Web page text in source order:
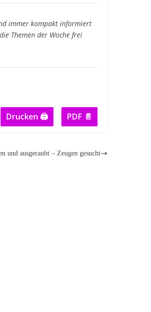
immer kompakt informiert
Themen der Woche frei
Drucken 🖨 PDF 📄
und ausgeraubt – Zeugen gesucht